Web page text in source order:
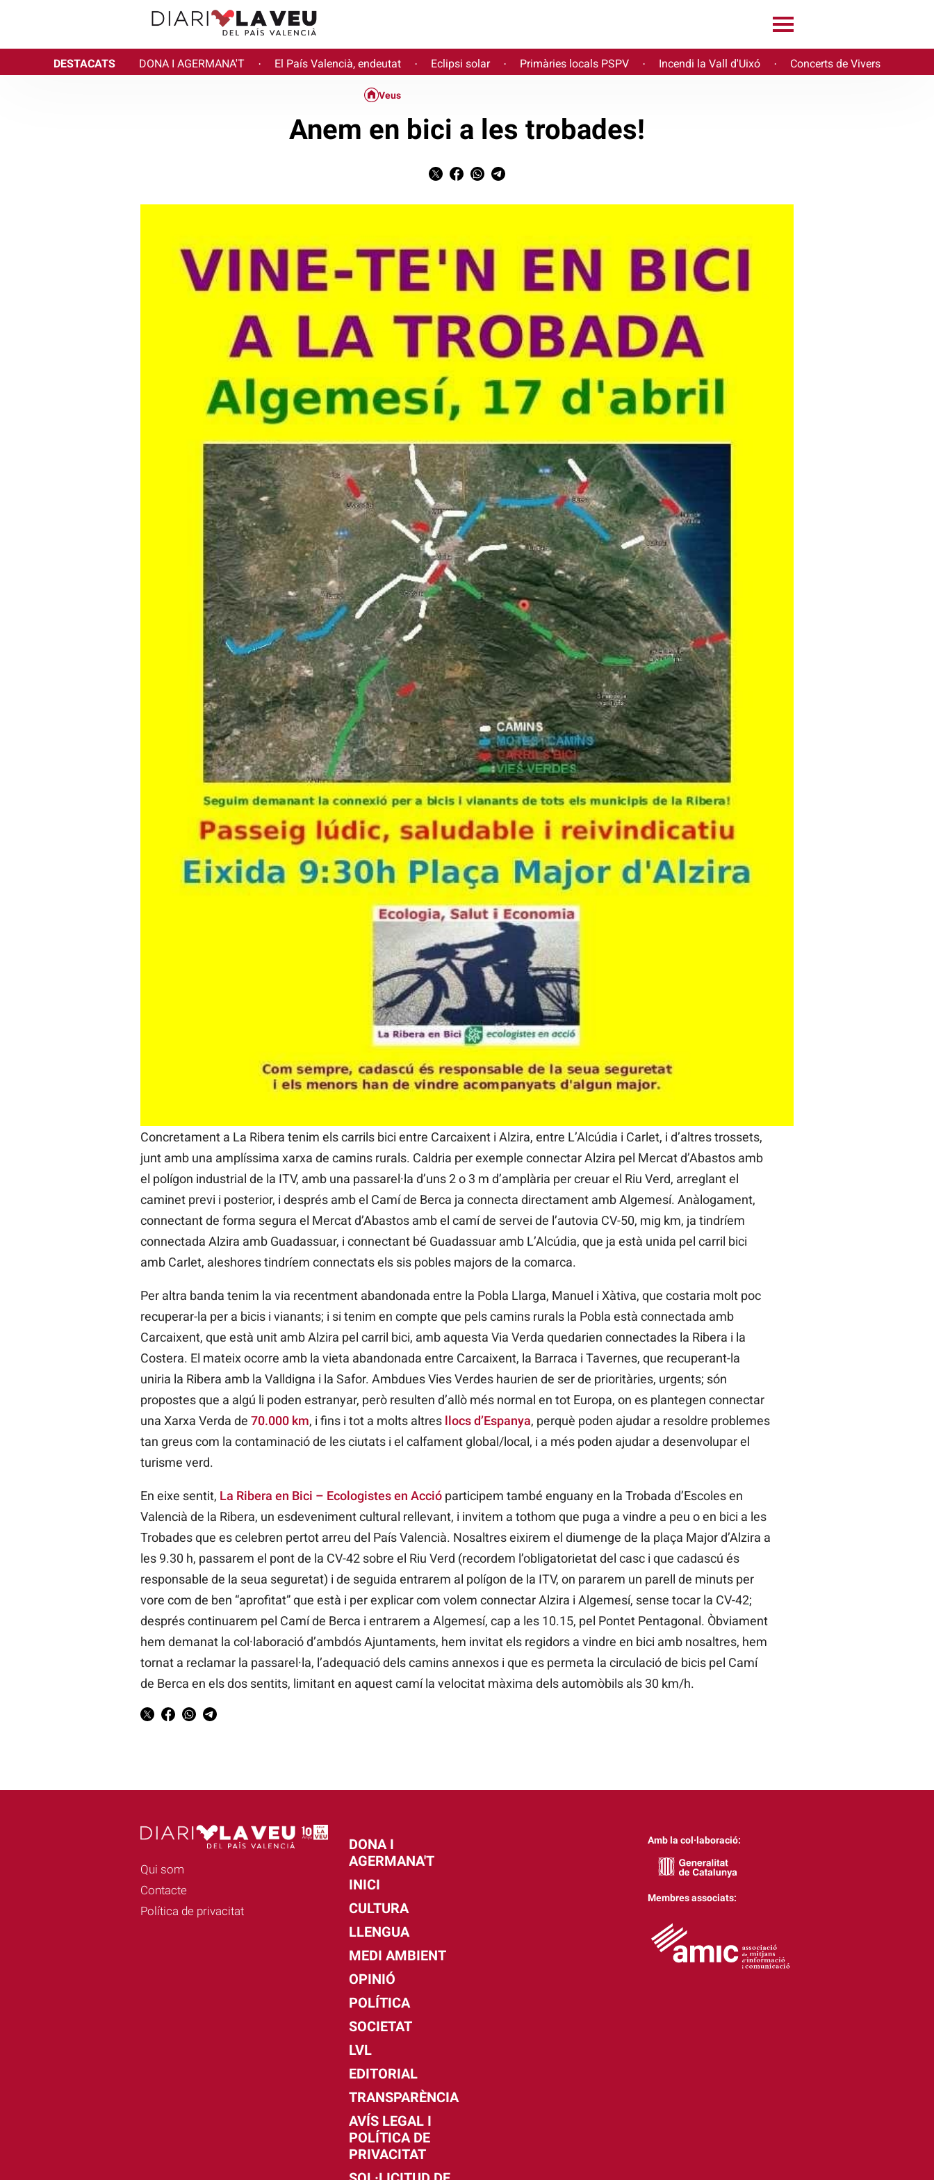
DESTACATS DONA I AGERMANA'T · El País Valencià, endeutat · Eclipsi solar · Primàries locals PSPV · Incendi la Vall d'Uixó · Concerts de Vivers
Veus
Anem en bici a les trobades!
14/04/2016 22:00
A València tenim un clima benigne, unes terres fèrtils, regades per nombrosos rius, i un paisatge divers i bonic. Si
en volta de dedicar-nos a esgotar i destrossar l’entorn, el cuidàrem i l’ajudàrem a recuperar-se, aquest seria un lloc
realment ideal per a viure.
I un dels majors problemes ambientals que patim ara és l’ús abusiu dels automòbils, que són el principal focus de
contaminació i generació de gasos hivernacle (CO2, NOx, O3, COV, etc.), a més d’originar la destrucció directa del
territori amb tantes autopistes, autovies i carreteres. L’abús arriba a tal nivell que, segons
reaccionari Ministeri d’Indústria i Energia), el 50% dels desplaçaments urbans en automòbils són per anar a menys
de 3 km i el 10% per anar a menys de 500 metres, distàncies que en la majoria dels casos es poden fer en bici o a
peu. A més, els autos transporten 1’3 passatgers de mitjana, de manera que els seus motors han de moure 1.000
Per això insistim en la necessitat de canviar el model de transport, perquè l’actual resulta absolutament
insostenible. I les millors solucions passen per fomentar el transport públic normal: tren, metro i autobús, més la
Així doncs, fa temps que reivindiquem la Xarxa Verda que ara proposa la Diputació per unir tots els nostres pobles
mitjançant vies segures, exclusives per a ciclistes i vianants o compartides amb els agricultors a baixa velocitat.
Ací tenim molts camins rurals aprofitables i uns pocs carrils bici, de manera que resultaria molt fàcil i barat
Concretament a La Ribera tenim els carrils bici entre Carcaixent i Alzira, entre L’Alcúdia i Carlet, i d’altres trossets,
junt amb una amplíssima xarxa de camins rurals. Caldria per exemple connectar Alzira pel Mercat d’Abastos amb
el polígon industrial de la ITV, amb una passarel·la d’uns 2 o 3 m d’amplària per creuar el Riu Verd, arreglant el
caminet previ i posterior, i després amb el Camí de Berca ja connecta directament amb Algemesí. Anàlogament,
connectant de forma segura el Mercat d’Abastos amb el camí de servei de l’autovia CV-50, mig km, ja tindríem
connectada Alzira amb Guadassuar, i connectant bé Guadassuar amb L’Alcúdia, que ja està unida pel carril bici
amb Carlet, aleshores tindríem connectats els sis pobles majors de la comarca.
Per altra banda tenim la via recentment abandonada entre la Pobla Llarga, Manuel i Xàtiva, que costaria molt poc
recuperar-la per a bicis i vianants; i si tenim en compte que pels camins rurals la Pobla està connectada amb
Carcaixent, que està unit amb Alzira pel carril bici, amb aquesta Via Verda quedarien connectades la Ribera i la
Costera. El mateix ocorre amb la vieta abandonada entre Carcaixent, la Barraca i Tavernes, que recuperant-la
uniria la Ribera amb la Valldigna i la Safor. Ambdues Vies Verdes haurien de ser de prioritàries, urgents; són
propostes que a algú li poden estranyar, però resulten d’allò més normal en tot Europa, on es plantegen connectar
una Xarxa Verda de 70.000 km, i fins i tot a molts altres llocs d’Espanya, perquè poden ajudar a resoldre problemes
tan greus com la contaminació de les ciutats i el calfament global/local, i a més poden ajudar a desenvolupar el
turisme verd.
En eixe sentit, La Ribera en Bici – Ecologistes en Accióparticipem també enguany en la Trobada d’Escoles en
Valencià de la Ribera, un esdeveniment cultural rellevant, i invitem a tothom que puga a vindre a peu o en bici a les
Trobades que es celebren pertot arreu del País Valencià. Nosaltres eixirem el diumenge de la plaça Major d’Alzira a
les 9.30 h, passarem el pont de la CV-42 sobre el Riu Verd (recordem l’obligatorietat del casc i que cadascú és
responsable de la seua seguretat) i de seguida entrarem al polígon de la ITV, on pararem un parell de minuts per
vore com de ben “aprofitat” que està i per explicar com volem connectar Alzira i Algemesí, sense tocar la CV-42;
després continuarem pel Camí de Berca i entrarem a Algemesí, cap a les 10.15, pel Pontet Pentagonal. Òbviament
hem demanat la col·laboració d’ambdós Ajuntaments, hem invitat els regidors a vindre en bici amb nosaltres, hem
tornat a reclamar la passarel·la, l’adequació dels camins annexos i que es permeta la circulació de bicis pel Camí
de Berca en els dos sentits, limitant en aquest camí la velocitat màxima dels automòbils als 30 km/h.
Qui som
Contacte
Política de privacitat
DONA I
AGERMANA'T
INICI
CULTURA
LLENGUA
MEDI AMBIENT
OPINIÓ
POLÍTICA
SOCIETAT
LVL
EDITORIAL
TRANSPARÈNCIA
AVÍS LEGAL I
POLÍTICA DE
PRIVACITAT
Amb la col·laboració:
Membres associats: